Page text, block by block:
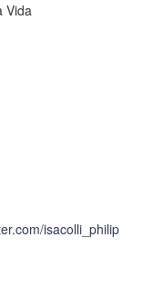
Vida
isacolli_philip